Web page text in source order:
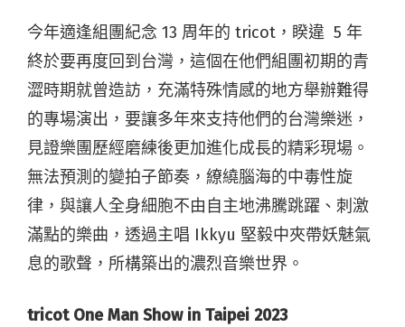
今年適逢組團紀念 13 周年的 tricot，睽違 5 年
終於要再度回到台灣，這個在他們組團初期的青
澀時期就曾造訪，充滿特殊情感的地方舉辦難得
的專場演出，要讓多年來支持他們的台灣樂迷，
見證樂團歷經磨練後更加進化成長的精彩現場。
無法預測的變拍子節奏，繚繞腦海的中毒性旋
律，與讓人全身細胞不由自主地沸騰跳躍、刺激
滿點的樂曲，透過主唱 Ikkyu 堅毅中夾帶妖魅氣
息的歌聲，所構築出的濃烈音樂世界。
tricot One Man Show in Taipei 2023